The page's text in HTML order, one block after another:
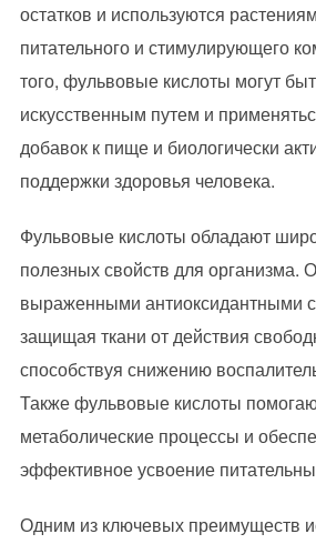
остатков и используются
питательного и стимулирующего
того, фульвовые кислоты могут
искусственным путем и
добавок к пище и биологически
поддержки здоровья человека.
Фульвовые кислоты обладают
полезных свойств для организма.
выраженными антиоксидантными
защищая ткани от действия
способствуя снижению
Также фульвовые кислоты
метаболические процессы и
эффективное усвоение
Одним из ключевых преимуществ